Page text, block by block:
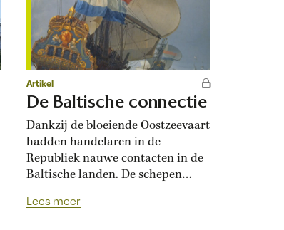
Artikel
De Baltische connectie
Dankzij de bloeiende Oostzeevaart
hadden handelaren in de
Republiek nauwe contacten in de
Baltische landen. De schepen
hout, maar ook mensen naar de
Lees meer